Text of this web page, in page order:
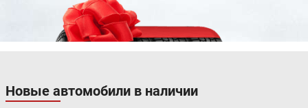
Дневные ходовые огни
Электрообогрев боковых зеркал
Люк
Передний центральный подлокотник
Электрорегулировка передних сидений
Новые автомобили в наличии